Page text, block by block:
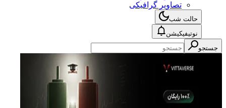
تصاویر گرافیکی
حالت شب
نوتیفیکیشن
جستجو